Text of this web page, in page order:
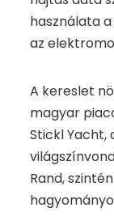
használata
az
A kereslet
magyar
Stickl Yacht,
Rand,